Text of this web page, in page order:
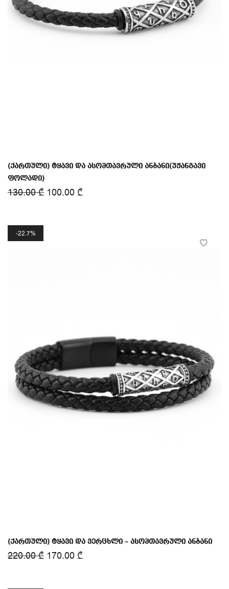
(ქართული) ტყავი და ასომთავრული ანბანი(უჟანგავი
ფოლადი)
130.00₾ 100.00 ₾
22.7%
(ქართული) ტყავი და ვერცხლი – ასომთავრული ანბანი
220.00₾ 170.00 ₾